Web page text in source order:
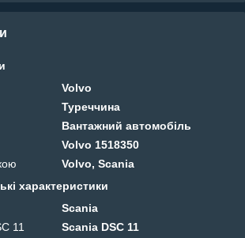
Volvo
Туреччина
Вантажний автомобіль
Volvo 1518350
Volvo, Scania
характеристики
Scania
11
Scania DSC 11